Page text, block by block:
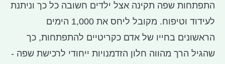
התפתחות שפה תקינה אצל ילדים חשובה כל כך וניתנת
לעידוד וטיפוח. מקובל ליחס את 1,000 הימים
הראשונים בחייו של אדם כקריטיים להתפתחות, כך
שהגיל הרך מהווה חלון הזדמנויות ייחודי לרכישת שפה -